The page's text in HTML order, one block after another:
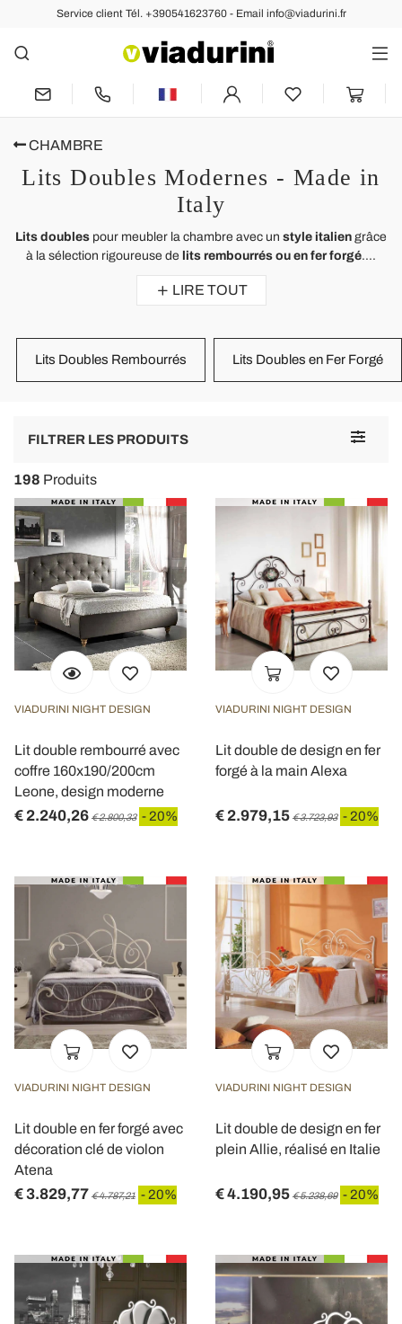
Service client Tél. +390541623760 - Email info@viadurini.fr
CHAMBRE
Lits Doubles Modernes - Made in
Italy
Lits doubles pour meubler la chambre avec un style italien grâce
à la sélection rigoureuse de lits rembourrés ou en fer forgé....
LIRE TOUT
Lits Doubles Rembourrés Lits Doubles en Fer Forgé
Toggle
FILTRER LES PRODUITS
198 Produits
VIADURINI NIGHT DESIGN
Lit double rembourré avec
coffre 160x190/200cm
Leone, design moderne
€ 2.240,26 € 2.800,33 - 20%
VIADURINI NIGHT DESIGN
Lit double de design en fer
forgé à la main Alexa
€ 2.979,15 € 3.723,93 - 20%
VIADURINI NIGHT DESIGN
Lit double en fer forgé avec
décoration clé de violon
Atena
€ 3.829,77 € 4.787,21 - 20%
VIADURINI NIGHT DESIGN
Lit double de design en fer
plein Allie, réalisé en Italie
€ 4.190,95 € 5.238,69 - 20%